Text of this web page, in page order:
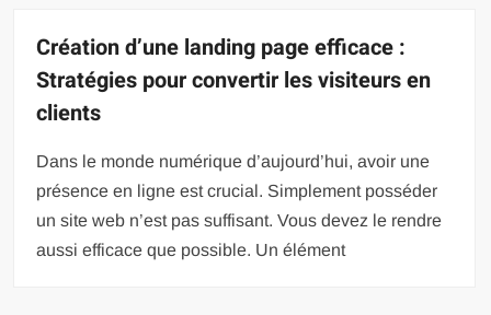
Création d’une landing page efficace :
Stratégies pour convertir les visiteurs en
clients
Dans le monde numérique d’aujourd’hui, avoir une
présence en ligne est crucial. Simplement posséder
un site web n’est pas suffisant. Vous devez le rendre
aussi efficace que possible. Un élément